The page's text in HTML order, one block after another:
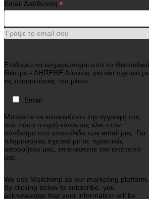
Email Διεύθυνση *
Γράψε το email σου
Επιθυμώ να ενημερώνομαι από το Θεσσαλικό
Θέατρο - ΔΗΠΕΘΕ Λάρισας για νέα σχετικά με
τις παραστάσεις του μέσω:
Email
Μπορείτε να καταργήσετε την εγγραφή σας
ανά πάσα στιγμή κάνοντας κλικ στον
σύνδεσμο στο υποσέλιδο των email μας. Για
πληροφορίες σχετικά με τις πρακτικές
απορρήτου μας, επισκεφτείτε τον ιστότοπό
μας.
We use Mailchimp as our marketing platform.
By clicking below to subscribe, you
acknowledge that your information will be